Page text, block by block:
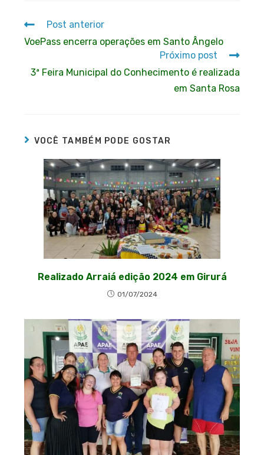
Post anterior
VoePass encerra operações em Santo Ângelo
Próximo post
3ª Feira Municipal do Conhecimento é realizada
em Santa Rosa
VOCÊ TAMBÉM PODE GOSTAR
Realizado Arraiá edição 2024 em Girurá
01/07/2024